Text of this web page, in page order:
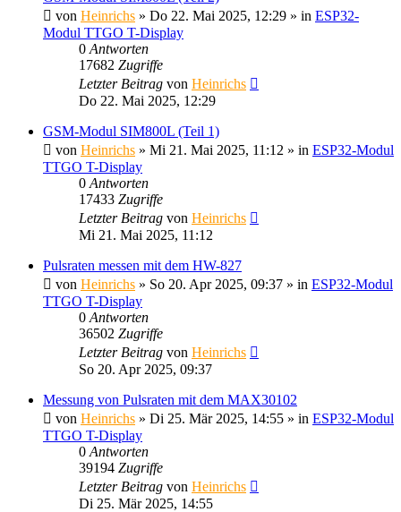
von Heinrichs » Do 22. Mai 2025, 12:29 » in ESP32-
Modul TTGO T-Display
0 Antworten
17682 Zugriffe
Letzter Beitrag von Heinrichs
Do 22. Mai 2025, 12:29
GSM-Modul SIM800L (Teil 1)
von Heinrichs » Mi 21. Mai 2025, 11:12 » in ESP32-Modul
TTGO T-Display
0 Antworten
17433 Zugriffe
Letzter Beitrag von Heinrichs
Mi 21. Mai 2025, 11:12
Pulsraten messen mit dem HW-827
von Heinrichs » So 20. Apr 2025, 09:37 » in ESP32-Modul
TTGO T-Display
0 Antworten
36502 Zugriffe
Letzter Beitrag von Heinrichs
So 20. Apr 2025, 09:37
Messung von Pulsraten mit dem MAX30102
von Heinrichs » Di 25. Mär 2025, 14:55 » in ESP32-Modul
TTGO T-Display
0 Antworten
39194 Zugriffe
Letzter Beitrag von Heinrichs
Di 25. Mär 2025, 14:55